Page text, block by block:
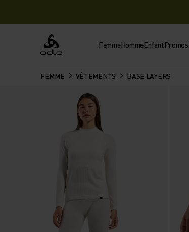
Odlo FemmeHommeEnfantPromos
FEMME VÊTEMENTS BASE LAYERS